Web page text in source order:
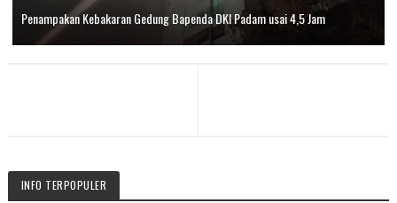
Penampakan Kebakaran Gedung Bapenda DKI Padam usai 4,5 Jam
INFO TERPOPULER